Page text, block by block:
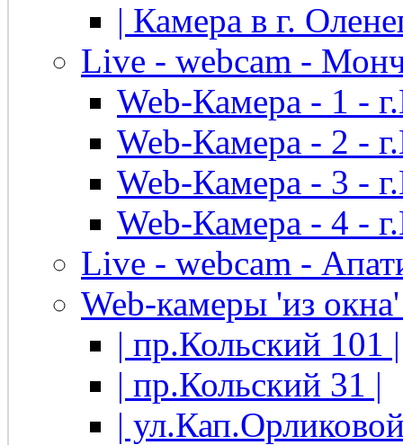
| Камера в г.
Live - webcam -
Web-Камера - 1 -
Web-Камера - 2 -
Web-Камера - 3 -
Web-Камера - 4 -
Live - webcam -
Web-камеры 'из
| пр.Кольский 101 |
| пр.Кольский 31 |
|